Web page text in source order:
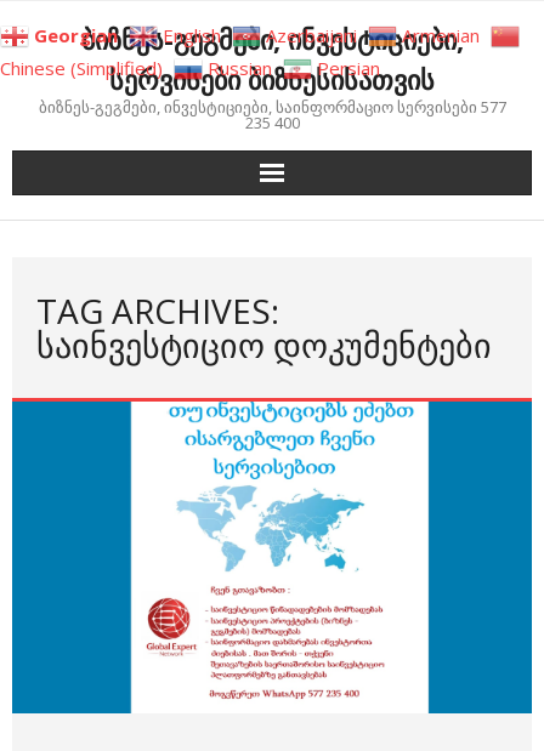
to
content
ბიზნეს-გეგმები, ინვესტიციები,
სერვისები ბიზნესისათვის
ბიზნეს-გეგმები, ინვესტიციები, საინფორმაციო სერვისები 577
235 400
TAG ARCHIVES:
ᲡᲐᲘᲜᲕᲔᲡᲢᲘᲪᲘᲝ ᲓᲝᲙᲣᲛᲔᲜᲢᲔᲑᲘ
Georgian English Azerbaijani
Armenian
Chinese (Simplified)
Russian Persian